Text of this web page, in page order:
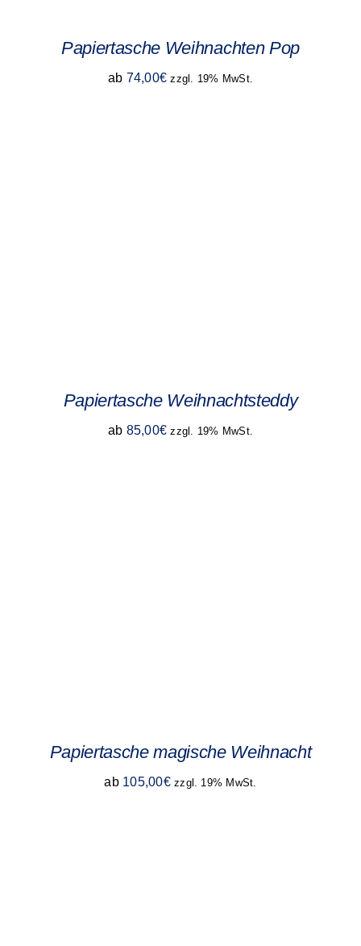
Papiertasche Weihnachten Pop
ab 74,00€ zzgl. 19% MwSt.
Papiertasche Weihnachtsteddy
ab 85,00€ zzgl. 19% MwSt.
Papiertasche magische Weihnacht
ab 105,00€ zzgl. 19% MwSt.